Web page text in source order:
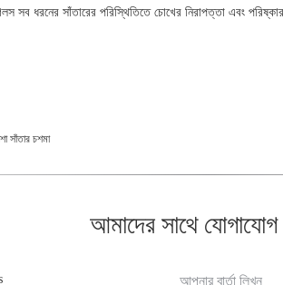
সব ধরনের সাঁতারের পরিস্থিতিতে চোখের নিরাপত্তা এবং পরিষ্কার
সাঁতার চশমা
আমাদের সাথে
আপনার বার্তা লিখুন